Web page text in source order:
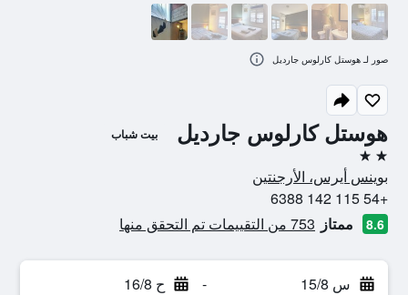
هوستل كارلوس جارديل بيت شباب
2 نجمتين
بوينس أيرس، الأرجنتين
+54 115 142 6388
8.6 ممتاز 753 من التقييمات تم التحقق منها
س 15/8 - ح 16/8
صور لـ هوستل كارلوس جارديل